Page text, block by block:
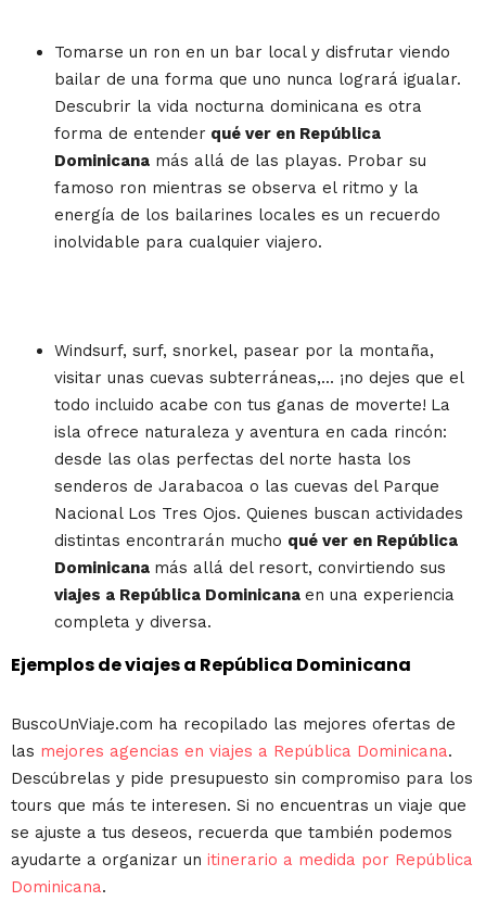
Tomarse un ron en un bar local y disfrutar viendo
bailar de una forma que uno nunca logrará igualar.
Descubrir la vida nocturna dominicana es otra
forma de entender qué ver en República
Dominicana más allá de las playas. Probar su
famoso ron mientras se observa el ritmo y la
energía de los bailarines locales es un recuerdo
inolvidable para cualquier viajero.
Windsurf, surf, snorkel, pasear por la montaña,
visitar unas cuevas subterráneas,... ¡no dejes que el
todo incluido acabe con tus ganas de moverte! La
isla ofrece naturaleza y aventura en cada rincón:
desde las olas perfectas del norte hasta los
senderos de Jarabacoa o las cuevas del Parque
Nacional Los Tres Ojos. Quienes buscan actividades
distintas encontrarán mucho qué ver en República
Dominicana más allá del resort, convirtiendo sus
viajes a República Dominicana en una experiencia
completa y diversa.
Ejemplos de viajes a República Dominicana
BuscoUnViaje.com ha recopilado las mejores ofertas de
las mejores agencias en viajes a República Dominicana.
Descúbrelas y pide presupuesto sin compromiso para los
tours que más te interesen. Si no encuentras un viaje que
se ajuste a tus deseos, recuerda que también podemos
ayudarte a organizar un itinerario a medida por República
Dominicana.